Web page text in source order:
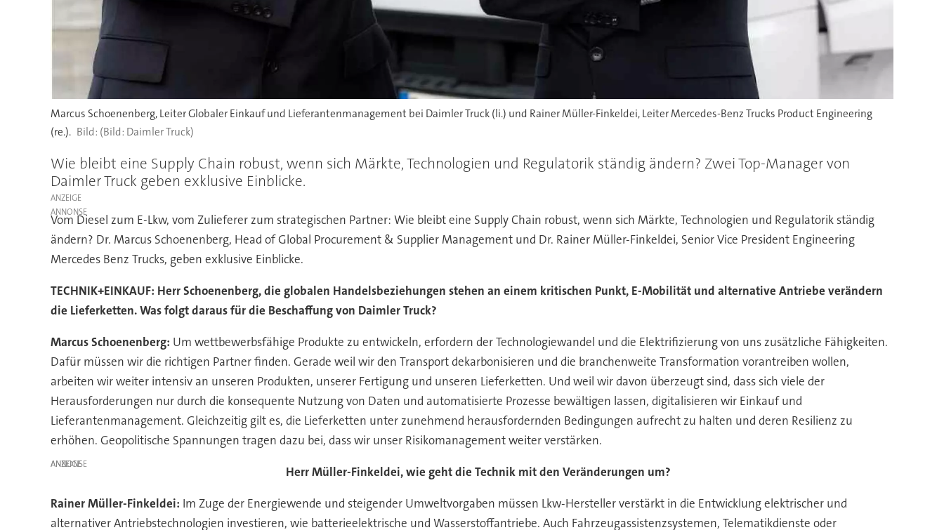
Marcus Schoenenberg, Leiter Globaler Einkauf und Lieferantenmanagement bei Daimler Truck (li.) und Rainer Müller-Finkeldei, Leiter Mercedes-Benz Trucks Product Engineering
(re.).
(Bild: Daimler Truck)
Wie bleibt eine Supply Chain robust, wenn sich Märkte, Technologien und Regulatorik ständig ändern? Zwei Top-Manager von
Daimler Truck geben exklusive Einblicke.
ANZEIGE
Vom Diesel zum E-Lkw, vom Zulieferer zum strategischen Partner: Wie bleibt eine Supply Chain robust, wenn sich Märkte, Technologien und Regulatorik ständig
ändern? Dr. Marcus Schoenenberg, Head of Global Procurement & Supplier Management und Dr. Rainer Müller-Finkeldei, Senior Vice President Engineering
Mercedes Benz Trucks, geben exklusive Einblicke.
TECHNIK+EINKAUF: Herr Schoenenberg, die globalen Handelsbeziehungen stehen an einem kritischen Punkt, E-Mobilität und alternative Antriebe verändern
die Lieferketten. Was folgt daraus für die Beschaffung von Daimler Truck?
Marcus Schoenenberg: Um wettbewerbsfähige Produkte zu entwickeln, erfordern der Technologiewandel und die Elektrifizierung von uns zusätzliche Fähigkeiten.
Dafür müssen wir die richtigen Partner finden. Gerade weil wir den Transport dekarbonisieren und die branchenweite Transformation vorantreiben wollen,
arbeiten wir weiter intensiv an unseren Produkten, unserer Fertigung und unseren Lieferketten. Und weil wir davon überzeugt sind, dass sich viele der
Herausforderungen nur durch die konsequente Nutzung von Daten und automatisierte Prozesse bewältigen lassen, digitalisieren wir Einkauf und
Lieferantenmanagement. Gleichzeitig gilt es, die Lieferketten unter zunehmend herausfordernden Bedingungen aufrecht zu halten und deren Resilienz zu
erhöhen. Geopolitische Spannungen tragen dazu bei, dass wir unser Risikomanagement weiter verstärken.
ANZEIGE Herr Müller-Finkeldei, wie geht die Technik mit den Veränderungen um?
Rainer Müller-Finkeldei: Im Zuge der Energiewende und steigender Umweltvorgaben müssen Lkw-Hersteller verstärkt in die Entwicklung elektrischer und
alternativer Antriebstechnologien investieren, wie batterieelektrische und Wasserstoffantriebe. Auch Fahrzeugassistenzsystemen, Telematikdienste oder